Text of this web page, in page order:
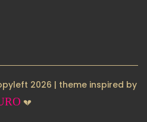
2026 | theme inspired by
💔